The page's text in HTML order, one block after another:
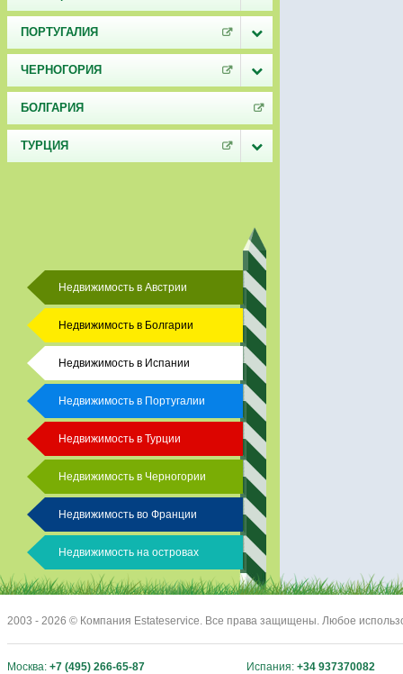
ПОРТУГАЛИЯ
ЧЕРНОГОРИЯ
БОЛГАРИЯ
ТУРЦИЯ
Недвижимость в Австрии
Недвижимость в Болгарии
Недвижимость в Испании
Недвижимость в Португалии
Недвижимость в Турции
Недвижимость в Черногории
Недвижимость во Франции
Недвижимость на островах
2003 - 2026 © Компания Estateservice. Все права защищены. Любое
Москва: +7 (495) 266-65-87 Испания: +34 937370082